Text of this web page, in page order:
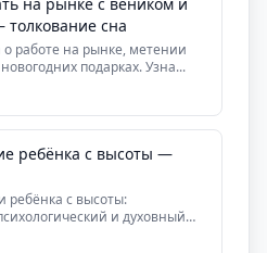
сна
о работе на рынке, метении
подарках. Узна...
ребёнка с высоты —
ребёнка с высоты:
и духовный